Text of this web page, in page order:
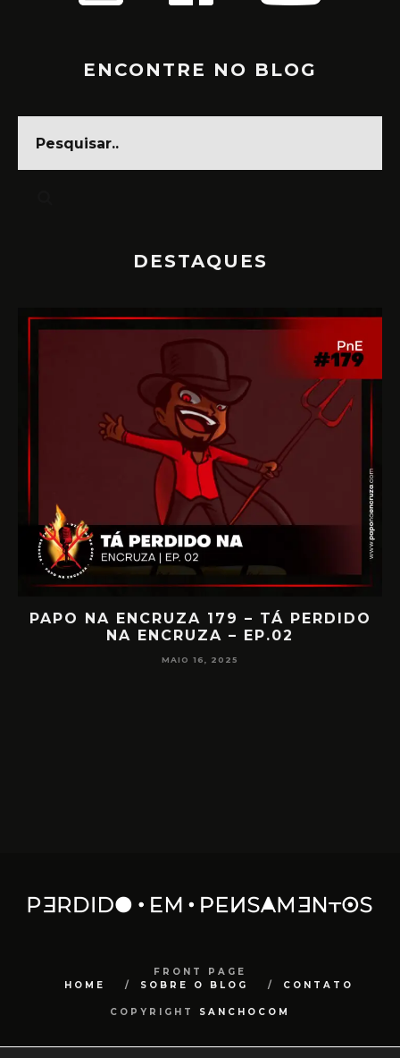
ENCONTRE NO BLOG
DESTAQUES
PAPO NA ENCRUZA 179 – TÁ PERDIDO
NA ENCRUZA – EP.02
MAIO 16, 2025
FRONT PAGE
HOME
SOBRE O BLOG CONTATO
COPYRIGHT SANCHOCOM